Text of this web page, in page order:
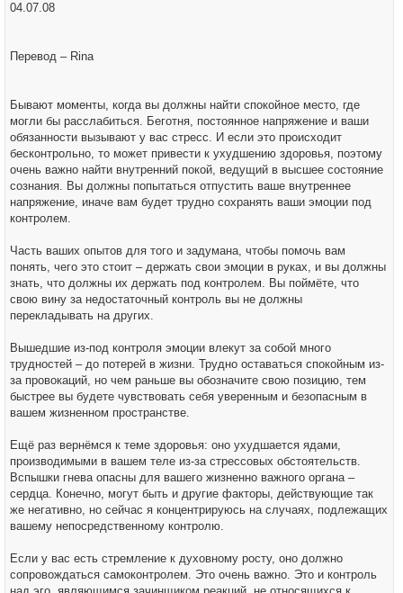
04.07.08
Перевод – Rina
Бывают моменты, когда вы должны найти спокойное место, где
могли бы расслабиться. Беготня, постоянное напряжение и ваши
обязанности вызывают у вас стресс. И если это происходит
бесконтрольно, то может привести к ухудшению здоровья, поэтому
очень важно найти внутренний покой, ведущий в высшее состояние
сознания. Вы должны попытаться отпустить ваше внутреннее
напряжение, иначе вам будет трудно сохранять ваши эмоции под
контролем.
Часть ваших опытов для того и задумана, чтобы помочь вам
понять, чего это стоит – держать свои эмоции в руках, и вы должны
знать, что должны их держать под контролем. Вы поймёте, что
свою вину за недостаточный контроль вы не должны
перекладывать на других.
Вышедшие из-под контроля эмоции влекут за собой много
трудностей – до потерей в жизни. Трудно оставаться спокойным из-
за провокаций, но чем раньше вы обозначите свою позицию, тем
быстрее вы будете чувствовать себя уверенным и безопасным в
вашем жизненном пространстве.
Ещё раз вернёмся к теме здоровья: оно ухудшается ядами,
производимыми в вашем теле из-за стрессовых обстоятельств.
Вспышки гнева опасны для вашего жизненно важного органа –
сердца. Конечно, могут быть и другие факторы, действующие так
же негативно, но сейчас я концентрируюсь на случаях, подлежащих
вашему непосредственному контролю.
Если у вас есть стремление к духовному росту, оно должно
сопровождаться самоконтролем. Это очень важно. Это и контроль